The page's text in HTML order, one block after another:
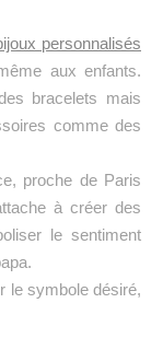
personnalisés
aux enfants.
bracelets mais
comme des
proche de Paris
à créer des
le sentiment
le symbole désiré,